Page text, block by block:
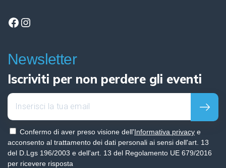
Facebook
Instagram
Newsletter
Iscriviti per non perdere gli eventi
Confermo di aver preso visione dell'Informativa privacy e
acconsento al trattamento dei dati personali ai sensi dell'art. 13
del D.Lgs 196/2003 e dell'art. 13 del Regolamento UE 679/2016
per ricevere risposta